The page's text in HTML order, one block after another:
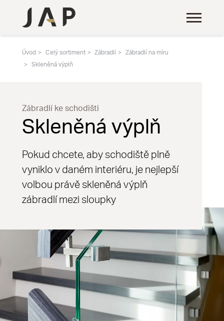
Úvod Celý sortiment Zábradlí
Zábradlí na míru
Skleněná výplň
Zábradlí ke schodišti
Skleněná výplň
Pokud chcete, aby schodiště plně
vyniklo v daném interiéru, je nejlepší
volbou právě skleněná výplň
zábradlí mezi sloupky